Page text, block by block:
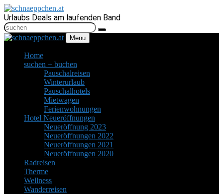
Urlaubs Deals am laufenden Band
Menu
Home
suchen + buchen
Pauschalreisen
Winterurlaub
Pauschalhotels
Mietwagen
Ferienwohnungen
Hotel Neueröffnungen
Neueröffnung 2023
Neueröffnungen 2022
Neueröffnungen 2021
Neueröffnungen 2020
Radreisen
Therme
Wellness
Wanderreisen